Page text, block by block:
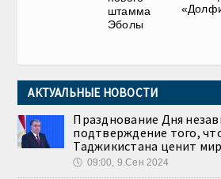
штамма
Эболы
АКТУАЛЬНЫЕ НОВОСТИ
Празднование Дня
подтверждение того,
Таджикистана ценит мир
🕔 09:00, 9.Сен 2024